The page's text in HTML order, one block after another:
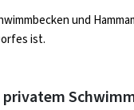
und
ist.